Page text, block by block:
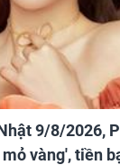
9/8/2026,
vàng', tiền